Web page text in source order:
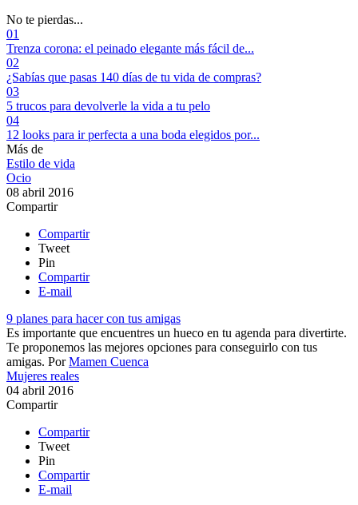
No te pierdas...
01
Trenza corona: el peinado elegante más fácil de...
02
¿Sabías que pasas 140 días de tu vida de compras?
03
5 trucos para devolverle la vida a tu pelo
04
12 looks para ir perfecta a una boda elegidos por...
Más de
Estilo de vida
Ocio
08 abril 2016
Compartir
Compartir
Tweet
Pin
Compartir
E-mail
9 planes para hacer con tus amigas
Es importante que encuentres un hueco en tu agenda para divertirte.
Te proponemos las mejores opciones para conseguirlo con tus
amigas. PorMamen Cuenca
Mujeres reales
04 abril 2016
Compartir
Compartir
Tweet
Pin
Compartir
E-mail